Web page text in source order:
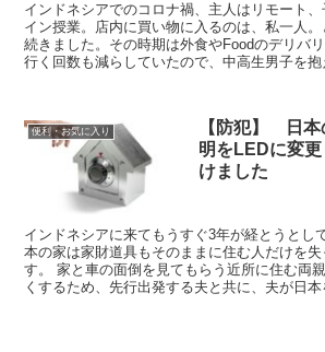
インドネシアでのコロナ禍、主人はリモート
イン授業。店内に買い物に入るのは、私一人。
続きました。その時期は外食やFoodのデリバ
行く回数も減らしていたので、中高生男子を
便利・お気に入り
【防犯】 日本
明をLEDに変
けました
インドネシアに来てもうすぐ3年が経とうとし
本の家は家財道具もそのままに住む人だけを
す。 家と車の面倒を見てもらう近所に住む両
くするため、先行出発する夫と共に、夫が日